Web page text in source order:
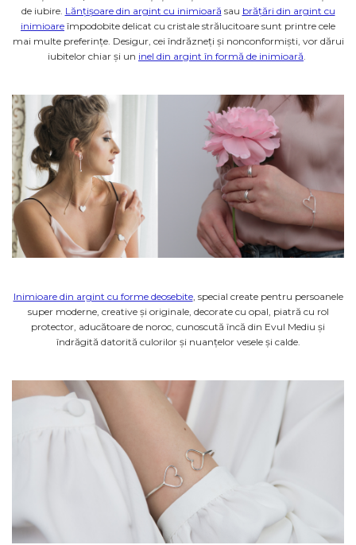
de iubire. Lănțișoare din argint cu inimioară sau brățări din argint cu
inimioare împodobite delicat cu cristale strălucitoare sunt printre cele
mai multe preferințe. Desigur, cei îndrăzneți și nonconformiști, vor dărui
iubitelor chiar și un inel din argint în formă de inimioară.
Inimioare din argint cu forme deosebite, special create pentru persoanele
super moderne, creative și originale, decorate cu opal, piatră cu rol
protector, aducătoare de noroc, cunoscută încă din Evul Mediu și
îndrăgită datorită culorilor și nuanțelor vesele și calde.